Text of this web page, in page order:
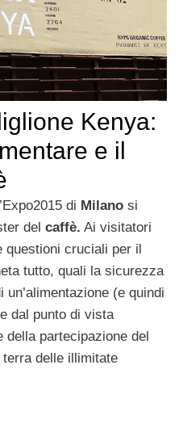
Kenya:
e il
di Milano si
del caffè. Ai visitatori
questioni cruciali per il
tutto, quali la sicurezza
un’alimentazione (e quindi
dal punto di vista
della partecipazione del
terra delle illimitate